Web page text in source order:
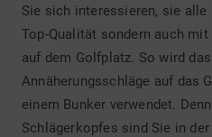
Sie sich interessieren, sie alle
Top-Qualität sondern auch
auf dem Golfplatz. So wird
Annäherungsschläge auf das
einem Bunker verwendet.
Schlägerkopfes sind Sie in